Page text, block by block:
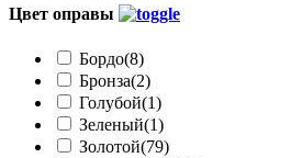
Цвет оправы
Бордо(8)
Бронза(2)
Голубой(1)
Зеленый(1)
Золотой(79)